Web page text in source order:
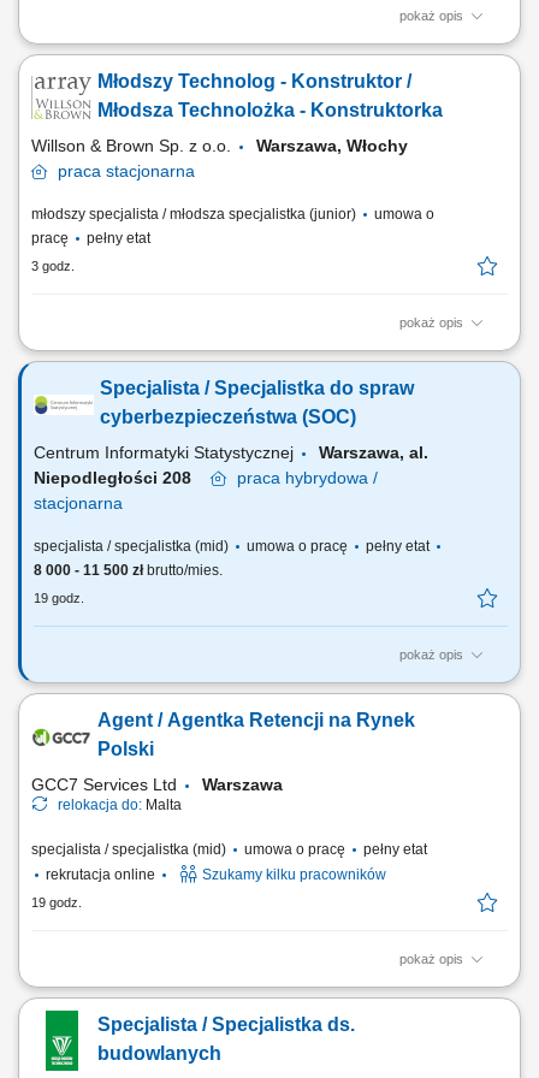
pokaż opis
Obowiązki na stanowisku: Przygotowanie dokumentacji na podstawie
zleceń. Weryfikacja poprawności dokumentacji wykonawczej.
Planowanie przeglądów wykonywanych w Obsłudze Liniowej. Praca w
Młodszy Technolog - Konstruktor /
Młodsza Technolożka - Konstruktorka
Willson & Brown Sp. z o.o.
Warszawa, Włochy
praca stacjonarna
młodszy specjalista / młodsza specjalistka (junior)
umowa o
pracę
pełny etat
3 godz.
pokaż opis
Zadania Przeprowadzanie procesów projektowych, generowanie
dokumentacji wykonawczej. Wprowadzanie i testowanie nowatorskich
pomysłów inżynieryjnych w ramach prowadzonych tematów
Specjalista / Specjalistka do spraw
cyberbezpieczeństwa (SOC)
Centrum Informatyki Statystycznej
Warszawa, al.
Niepodległości 208
praca hybrydowa /
stacjonarna
specjalista / specjalistka (mid) umowa o pracę
pełny etat
8 000 - 11 500 złbrutto/mies.
19 godz.
pokaż opis
Do zadań osoby na tym stanowisku (ramowy zakres czynności) należeć
Monitorowanie, analiza i korelacja zdarzeń bezpieczeństwa
teleinformatycznego z wykorzystaniem systemów klasy SIEM,
Agent / Agentka Retencji na Rynek
Polski
GCC7 Services Ltd Warszawa
relokacja do: Malta
specjalista / specjalistka (mid) umowa o pracę
pełny etat
rekrutacja online
Szukamy kilku pracowników
19 godz.
pokaż opis
ZAKRES OBOWIĄZKÓW: Aktywny kontakt telefoniczny z klientami
zainteresowanymi naszymi produktami; Budowanie i poszerzanie
portfolio; Sprzedaż usług związanych z finansami, w tym szkoleń z
zakresu edukacji finansowej; Budowanie relacji długotrwałych z
naszymi klientami. CZEGO WYMAGAMY: Kontakt...
Specjalista / Specjalistka ds.
budowlanych